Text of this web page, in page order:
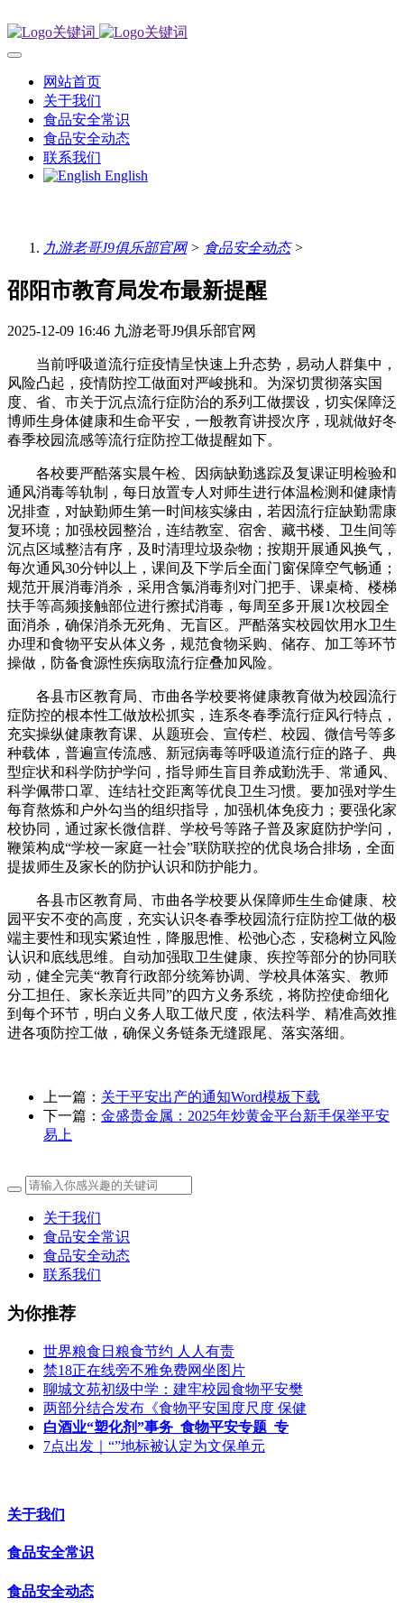
网站首页
关于我们
食品安全常识
食品安全动态
联系我们
English
九游老哥J9俱乐部官网> 食品安全动态>
邵阳市教育局发布最新提醒
2025-12-09 16:46 九游老哥J9俱乐部官网
当前呼吸道流行症疫情呈快速上升态势，易动人群集中，
风险凸起，疫情防控工做面对严峻挑和。为深切贯彻落实国
度、省、市关于沉点流行症防治的系列工做摆设，切实保障泛
博师生身体健康和生命平安，一般教育讲授次序，现就做好冬
春季校园流感等流行症防控工做提醒如下。
各校要严酷落实晨午检、因病缺勤逃踪及复课证明检验和
通风消毒等轨制，每日放置专人对师生进行体温检测和健康情
况排查，对缺勤师生第一时间核实缘由，若因流行症缺勤需康
复环境；加强校园整治，连结教室、宿舍、藏书楼、卫生间等
沉点区域整洁有序，及时清理垃圾杂物；按期开展通风换气，
每次通风30分钟以上，课间及下学后全面门窗保障空气畅通；
规范开展消毒消杀，采用含氯消毒剂对门把手、课桌椅、楼梯
扶手等高频接触部位进行擦拭消毒，每周至多开展1次校园全
面消杀，确保消杀无死角、无盲区。严酷落实校园饮用水卫生
办理和食物平安从体义务，规范食物采购、储存、加工等环节
操做，防备食源性疾病取流行症叠加风险。
各县市区教育局、市曲各学校要将健康教育做为校园流行
症防控的根本性工做放松抓实，连系冬春季流行症风行特点，
充实操纵健康教育课、从题班会、宣传栏、校园、微信号等多
种载体，普遍宣传流感、新冠病毒等呼吸道流行症的路子、典
型症状和科学防护学问，指导师生盲目养成勤洗手、常通风、
科学佩带口罩、连结社交距离等优良卫生习惯。要加强对学生
每育熬炼和户外勾当的组织指导，加强机体免疫力；要强化家
校协同，通过家长微信群、学校号等路子普及家庭防护学问，
鞭策构成“学校一家庭一社会”联防联控的优良场合排场，全面
提拔师生及家长的防护认识和防护能力。
各县市区教育局、市曲各学校要从保障师生生命健康、校
园平安不变的高度，充实认识冬春季校园流行症防控工做的极
端主要性和现实紧迫性，降服思惟、松弛心态，安稳树立风险
认识和底线思维。自动加强取卫生健康、疾控等部分的协同联
动，健全完美“教育行政部分统筹协调、学校具体落实、教师
分工担任、家长亲近共同”的四方义务系统，将防控使命细化
到每个环节，明白义务人取工做尺度，依法科学、精准高效推
进各项防控工做，确保义务链条无缝跟尾、落实落细。
上一篇： 关于平安出产的通知Word模板下载
下一篇： 金盛贵金属：2025年炒黄金平台新手保举平安
易上
关于我们
食品安全常识
食品安全动态
联系我们
为你推荐
世界粮食日粮食节约 人人有责
禁18正在线旁不雅免费网坐图片
聊城文苑初级中学：建牢校园食物平安樊
两部分结合发布《食物平安国度尺度 保健
白酒业“塑化剂”事务_食物平安专题_专
7点出发｜“”地标被认定为文保单元
关于我们
食品安全常识
食品安全动态